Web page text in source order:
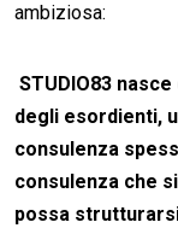
ambiziosa:
STUDIO83 nasce
degli esordienti,
consulenza
consulenza che
possa